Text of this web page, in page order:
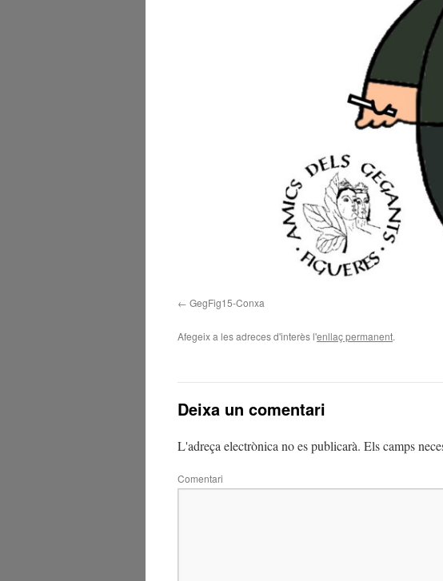
GegFig15-Conxa
Afegeix a les adreces d'interès l'enllaç permanent.
Deixa un comentari
L'adreça electrònica no es publicarà. Els camps
Comentari